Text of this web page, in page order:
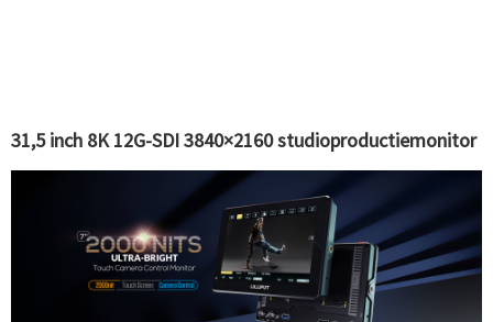
31,5 inch 8K 12G-SDI 3840×2160 studioproductiemonitor